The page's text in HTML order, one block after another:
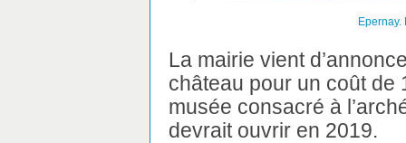
La mairie vient
château pour un coût de
musée consacré à
devrait ouvrir en 2019.